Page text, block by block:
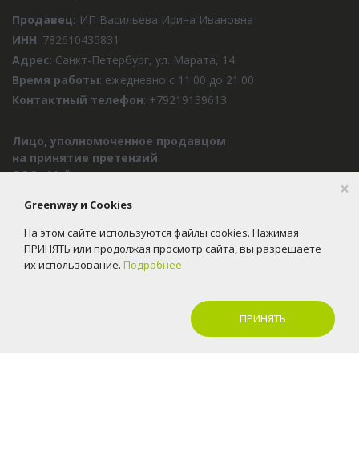
Greenway и Cookies
На этом сайте используются файлы cookies. Нажимая
ПРИНЯТЬ или продолжая просмотр сайта, вы разрешаете
их использование. Подробнее
ПРИНЯТЬ
×
Продавец: ИП Васильева Ирина Ивановна
ИНН: 782610435831
Адрес: Санкт-Петербург, ул. Марата, 14.
Время работы: ежедневно с 11:00 до 21:00
Контактный телефон: +79219139613
Лицо, уполномоченное продавцом
на принятие претензий:
ООО «Майгрин маркет»
: Новосибирск, ул Инженерная 7, 11 этаж
Телефон:8-800-23-45-800
E-mail: office@greenway.group
2016-2026 © Greenway